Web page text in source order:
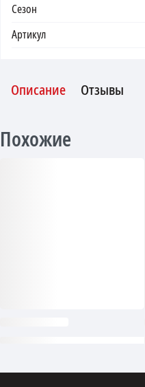
Сезон
Артикул
Описание Отзывы
Похожие